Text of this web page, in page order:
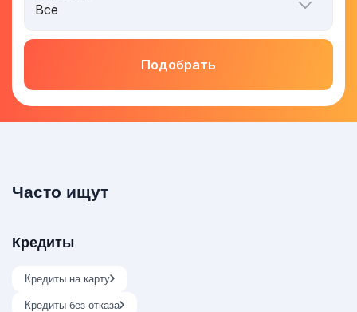
Подобрать
Часто ищут
Кредиты
Кредиты на карту
Кредиты без отказа